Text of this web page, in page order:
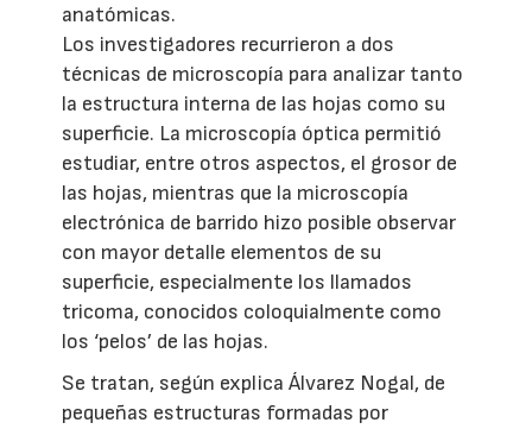
anatómicas.
Los investigadores recurrieron a dos
técnicas de microscopía para analizar tanto
la estructura interna de las hojas como su
superficie. La microscopía óptica permitió
estudiar, entre otros aspectos, el grosor de
las hojas, mientras que la microscopía
electrónica de barrido hizo posible observar
con mayor detalle elementos de su
superficie, especialmente los llamados
tricoma, conocidos coloquialmente como
los ‘pelos’ de las hojas.
Se tratan, según explica Álvarez Nogal, de
pequeñas estructuras formadas por